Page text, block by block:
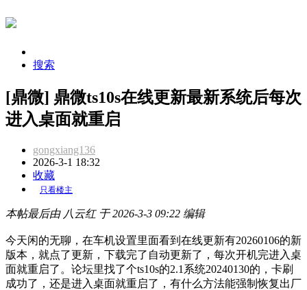
搜索
[鼎微] 鼎微ts10s在线更新最新系统后每次
进入桌面就重启
gongxiang136
2026-3-1 18:32
收藏
只看楼主
本帖最后由 八云红 于 2026-3-3 09:22 编辑
今天闲的无聊，在车机设置里面看到在线更新有20260106的新
版本，就点了更新，下载完了自动更新了，每次开机完进入桌
面就重启了。论坛里找了个ts10s的2.1系统20240130的，卡刷
成功了，还是进入桌面就重启了，有什么方法能强制恢复出厂